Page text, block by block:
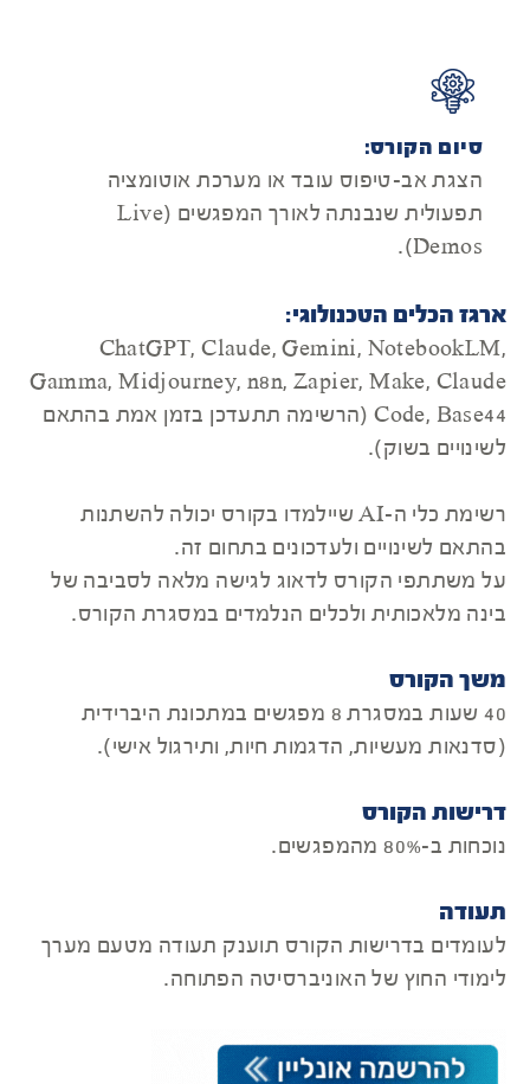
סיום הקורס:
הצגת אב-טיפוס עובד או מערכת אוטומציה
תפעולית שנבנתה לאורך המפגשים (Live
Demos).
ארגז הכלים הטכנולוגי:
ChatGPT, Claude, Gemini, NotebookLM,
Gamma, Midjourney, n8n, Zapier, Make, Claude
Code, Base44 (הרשימה תתעדכן בזמן אמת בהתאם
לשינויים בשוק).
רשימת כלי ה-AI שיילמדו בקורס יכולה להשתנות
בהתאם לשינויים ולעדכונים בתחום זה.
על משתתפי הקורס לדאוג לגישה מלאה לסביבה של
בינה מלאכותית ולכלים הנלמדים במסגרת הקורס.
משך הקורס
40 שעות במסגרת 8 מפגשים במתכונת היברידית
(סדנאות מעשיות, הדגמות חיות, ותירגול אישי).
דרישות הקורס
נוכחות ב-80% מהמפגשים.
תעודה
לעומדים בדרישות הקורס תוענק תעודה מטעם מערך
לימודי החוץ של האוניברסיטה הפתוחה.